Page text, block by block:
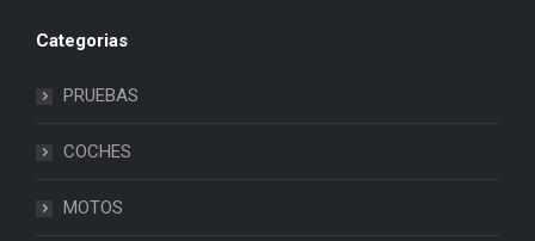
Categorias
PRUEBAS
COCHES
MOTOS